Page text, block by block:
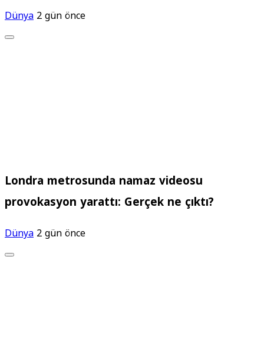
Dünya2 gün önce
Londra metrosunda namaz videosu
provokasyon yarattı: Gerçek ne çıktı?
Dünya2 gün önce